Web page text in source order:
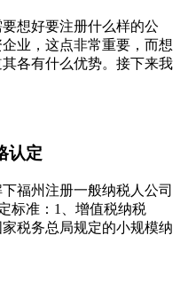
想好要注册什么样的公
业，这点非常重要，而想
各有什么优势。接下来我
认定
福州注册一般纳税人公司
标准：1、增值税纳税
税务总局规定的小规模纳